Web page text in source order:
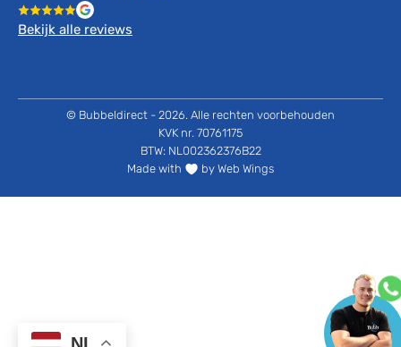
Bekijk alle reviews
© Bubbeldirect - 2026. Alle rechten voorbehouden
KVK nr. 70761175
BTW: NL002362376B22
Made with
by Web Wings